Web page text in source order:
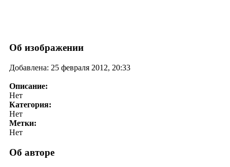
Об изображении
Добавлена: 25 февраля 2012, 20:33
Описание:
Нет
Категория:
Нет
Метки:
Нет
Об авторе